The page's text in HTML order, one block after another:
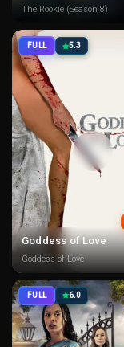
The Rookie (Season 8)
FULL 5.3
Goddess of Love
Goddess of Love
FULL 6.0